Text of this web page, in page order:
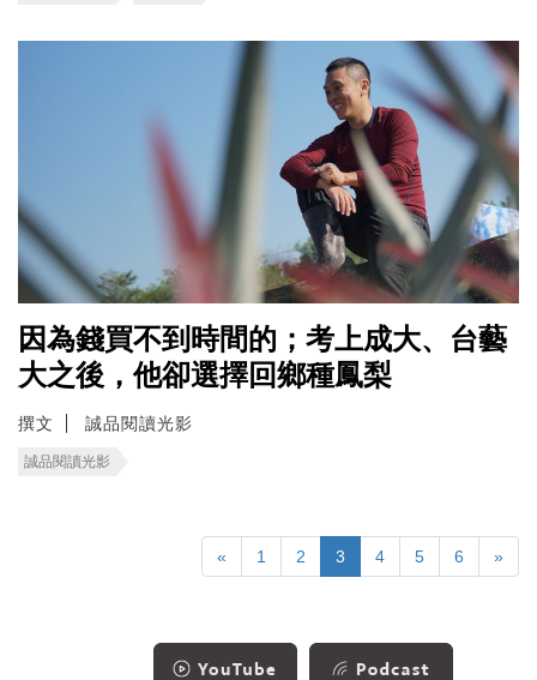
因為錢買不到時間的；考上成大、台藝
大之後，他卻選擇回鄉種鳳梨
撰文 誠品閱讀光影
誠品閱讀光影
« 1 2 3 4 5 6 »